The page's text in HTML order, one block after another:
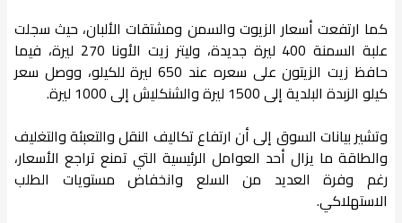
كما ارتفعت أسعار الزيوت والسمن ومشتقات الألبان، حيث سجلت
علبة السمنة 400 ليرة جديدة، وليتر زيت الأونا 270 ليرة، فيما
حافظ زيت الزيتون على سعره عند 650 ليرة للكيلو، ووصل سعر
كيلو الزبدة البلدية إلى 1500 ليرة والشنكليش إلى 1000 ليرة.
وتشير بيانات السوق إلى أن ارتفاع تكاليف النقل والتعبئة والتغليف
والطاقة ما يزال أحد العوامل الرئيسية التي تمنع تراجع الأسعار،
رغم وفرة العديد من السلع وانخفاض مستويات الطلب
الاستهلاكي.